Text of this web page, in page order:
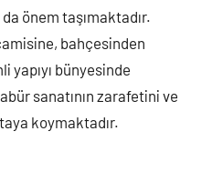
önem taşımaktadır.
bahçesinden
yapıyı bünyesinde
sanatının zarafetini ve
koymaktadır.